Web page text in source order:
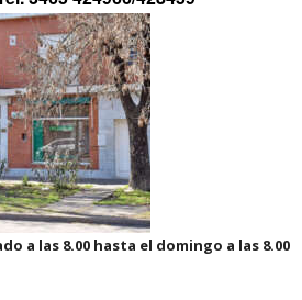
a las 8.00 hasta el domingo a las 8.00